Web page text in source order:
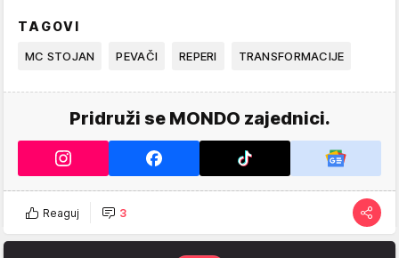
TAGOVI
MC STOJAN PEVAČI REPERI TRANSFORMACIJE
Pridruži se MONDO zajednici.
Reaguj 3